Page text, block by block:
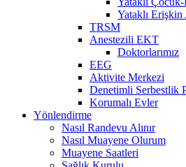
Yataklı
TRSM
Anestezili EKT
Doktorlarımız
EEG
Aktivite Merkezi
Denetimli Serbestlik
Korumalı Evler
Yönlendirme
Nasıl Randevu Alınır
Nasıl Muayene Olurum
Muayene Saatleri